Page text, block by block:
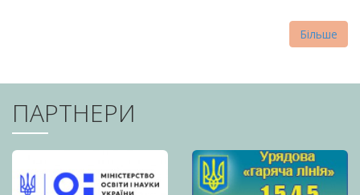
Більше
ПАРТНЕРИ